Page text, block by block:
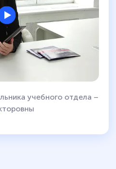
учебного отдела –